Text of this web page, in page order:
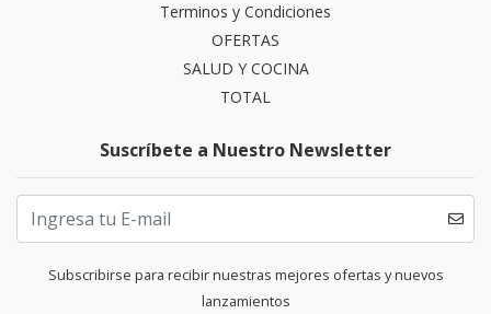
Terminos y Condiciones
OFERTAS
SALUD Y COCINA
TOTAL
Suscríbete a Nuestro Newsletter
Subscribirse para recibir nuestras mejores ofertas y nuevos
lanzamientos